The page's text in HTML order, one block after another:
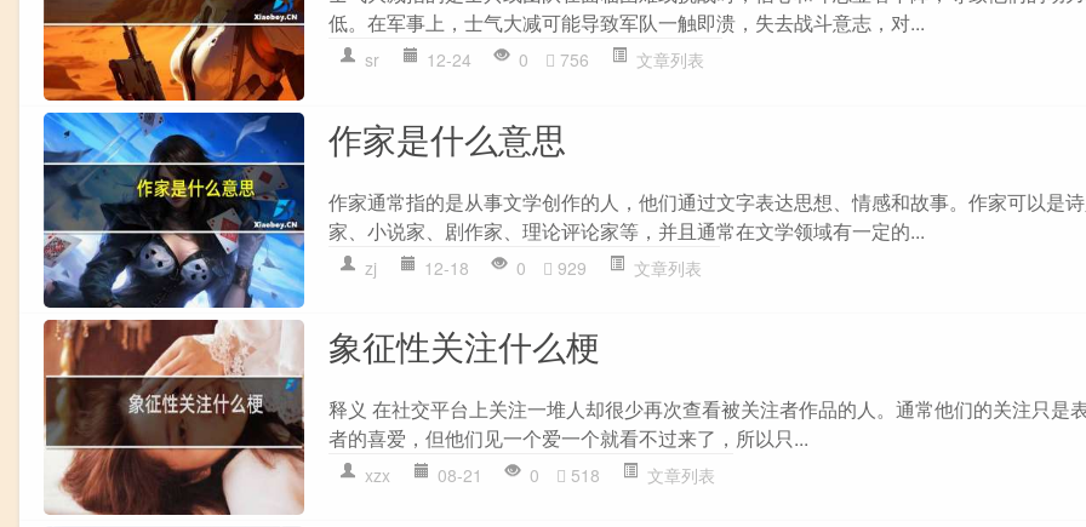
低。在军事上，士气大减可能导致军队一触即溃，失去战斗意志，对...
sr 12-24 0 756 文章列表
作家是什么意思
作家通常指的是从事文学创作的人，他们通过文字表达思想、情感和故事。作家可以是
家、小说家、剧作家、理论评论家等，并且通常在文学领域有一定的...
zj 12-18 0 929 文章列表
象征性关注什么梗
释义 在社交平台上关‌‌‌‌‌‌‌‌注一堆人却很少再次查看被关注者作品的人。通常他们的关注只是
者的喜爱，但他们见一个爱一个就看不过来了，所以只...
xzx 08-21 0 518 文章列表